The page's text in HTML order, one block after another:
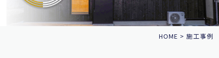
HOME > 施工事例